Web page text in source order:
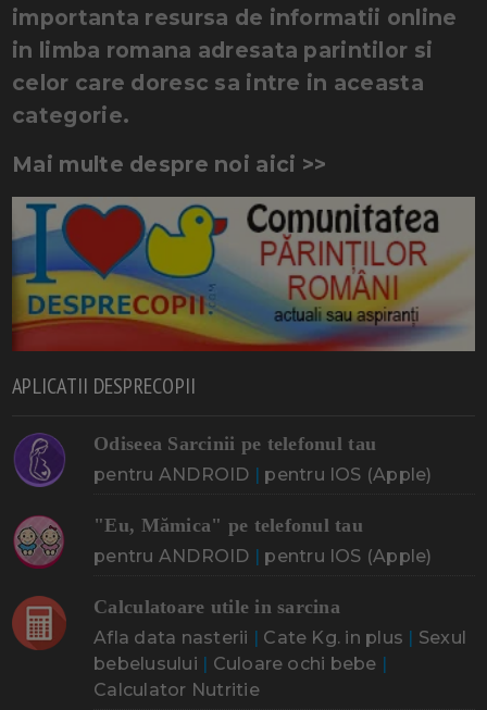
importanta resursa de informatii online
in limba romana adresata parintilor si
celor care doresc sa intre in aceasta
categorie.
Mai multe despre noi aici >>
APLICATII DESPRECOPII
Odiseea Sarcinii pe telefonul tau
pentru ANDROID | pentru IOS (Apple)
"Eu, Mămica" pe telefonul tau
pentru ANDROID | pentru IOS (Apple)
Calculatoare utile in sarcina
Afla data nasterii | Cate Kg. in plus | Sexul
bebelusului | Culoare ochi bebe |
Calculator Nutritie